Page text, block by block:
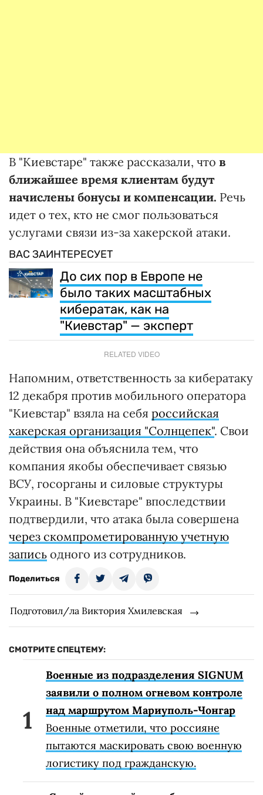
В "Киевстаре" также рассказали, что в
ближайшее время клиентам будут
начислены бонусы и компенсации. Речь
идет о тех, кто не смог пользоваться
услугами связи из-за хакерской атаки.
ВАС ЗАИНТЕРЕСУЕТ
До сих пор в Европе не
было таких масштабных
кибератак, как на
"Киевстар" — эксперт
RELATED VIDEO
Напомним, ответственность за кибератаку
12 декабря против мобильного оператора
"Киевстар" взяла на себя российская
хакерская организация "Солнцепек". Свои
действия она объяснила тем, что
компания якобы обеспечивает связью
ВСУ, госорганы и силовые структуры
Украины. В "Киевстаре" впоследствии
подтвердили, что атака была совершена
через скомпрометированную учетную
запись одного из сотрудников.
Поделиться
Подготовил/ла Виктория Хмилевская
СМОТРИТЕ СПЕЦТЕМУ:
Военные из подразделения SIGNUM
заявили о полном огневом контроле
над маршрутом Мариуполь-Чонгар
Военные отметили, что россияне
пытаются маскировать свою военную
логистику под гражданскую.